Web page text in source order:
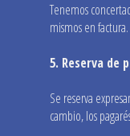
Tenemos
mismos en
5. Reserva de
Se reserva
cambio, los